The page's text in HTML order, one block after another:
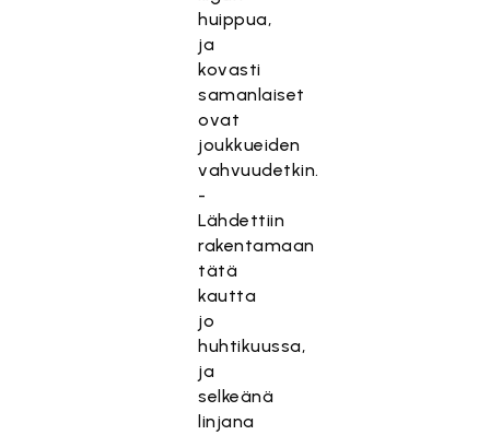
huippua,
ja
kovasti
samanlaiset
ovat
joukkueiden
vahvuudetkin.
-
Lähdettiin
rakentamaan
tätä
kautta
jo
huhtikuussa,
ja
selkeänä
linjana